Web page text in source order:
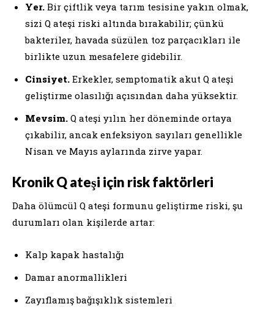
Yer. Bir çiftlik veya tarım tesisine yakın olmak,
sizi Q ateşi riski altında bırakabilir; çünkü
bakteriler, havada süzülen toz parçacıkları ile
birlikte uzun mesafelere gidebilir.
Cinsiyet. Erkekler, semptomatik akut Q ateşi
geliştirme olasılığı açısından daha yüksektir.
Mevsim. Q ateşi yılın her döneminde ortaya
çıkabilir, ancak enfeksiyon sayıları genellikle
Nisan ve Mayıs aylarında zirve yapar.
Kronik Q ateşi için risk faktörleri
Daha ölümcül Q ateşi formunu geliştirme riski, şu
durumları olan kişilerde artar:
Kalp kapak hastalığı
Damar anormallikleri
Zayıflamış bağışıklık sistemleri